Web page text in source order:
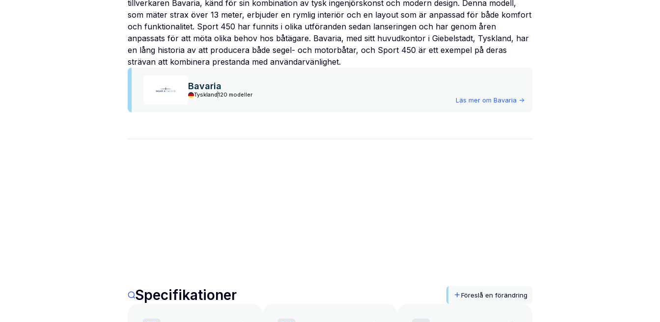
tillverkaren Bavaria, känd för sin kombination av tysk ingenjörskonst och modern design. Denna modell,
som mäter strax över 13 meter, erbjuder en rymlig interiör och en layout som är anpassad för både komfort
och funktionalitet. Sport 450 har funnits i olika utföranden sedan lanseringen och har genom åren
anpassats för att möta olika behov hos båtägare. Bavaria, med sitt huvudkontor i Giebelstadt, Tyskland, har
en lång historia av att producera både segel- och motorbåtar, och Sport 450 är ett exempel på deras
strävan att kombinera prestanda med användarvänlighet.
Bavaria
Tyskland120 modeller
Läs mer om Bavaria ->
Specifikationer Föreslå en förändring